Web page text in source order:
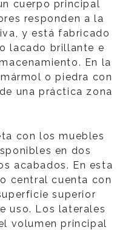
cuerpo principal
responden a la
y está fabricado
lacado brillante e
En la
o piedra con
una práctica zona
con los muebles
en dos
acabados. En esta
central cuenta con
superior
uso. Los laterales
volumen principal